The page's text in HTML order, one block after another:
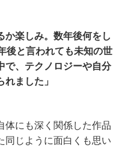
か楽しみ。数年後何をし
後と言われても未知の世
で、テクノロジーや自分
ました」
体にも深く関係した作品
同じように面白くも思い